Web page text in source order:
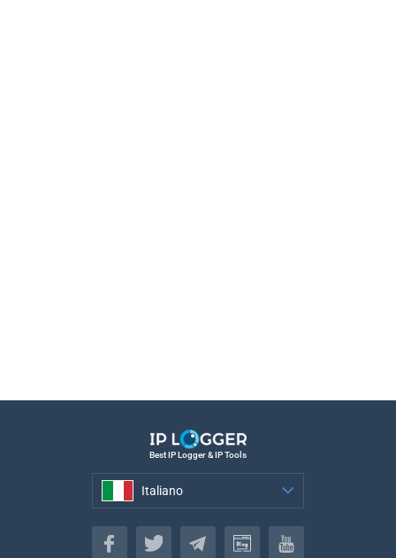
Best IP Logger & IP Tools
Italiano
Italiano